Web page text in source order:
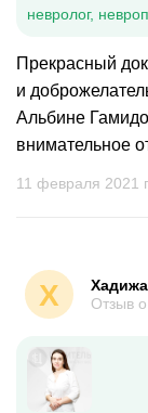
невролог,
Прекрасный
и
Альбине
внимательное
11 февраля 2021 г.
Х
Отзыв